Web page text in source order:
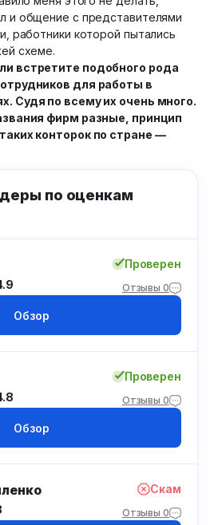
и общение с представителями
работники которой пытались
схеме.
встретите подобного рода
для работы в
Судя по всему их очень много.
фирм разные, принцип
конторок по стране —
по оценкам
Проверен
Отзывы 0
Обзор
Проверен
Отзывы 0
Обзор
Скам
Отзывы 0